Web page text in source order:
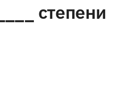
степени